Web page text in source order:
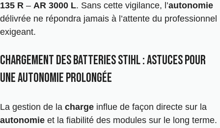
135 R – AR 3000 L. Sans cette vigilance, l’autonomie
délivrée ne répondra jamais à l’attente du professionnel
exigeant.
Chargement des batteries Stihl : astuces pour
une autonomie prolongée
La gestion de la charge influe de façon directe sur la
autonomie et la fiabilité des modules sur le long terme.